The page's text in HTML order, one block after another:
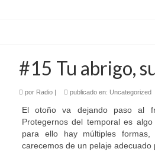
#15 Tu abrigo,
por Radio| publicado en: Uncategorized
El otoño va dejando paso al
Protegernos del temporal es
para ello hay múltiples
carecemos de un pelaje adecuado